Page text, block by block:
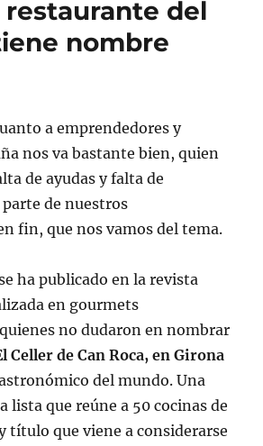
restaurante del
nombre
a emprendedores y
nos va bastante bien, quien
de ayudas y falta de
de nuestros
fin, que nos vamos del tema.
ha publicado en la revista
en gourmets
no dudaron en nombrar
Celler de Can Roca, en Girona
del mundo. Una
lista que reúne a 50 cocinas de
título que viene a considerarse